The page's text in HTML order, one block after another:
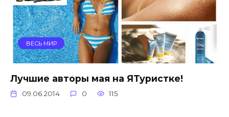
ВЕСЬ МИР
Лучшие авторы мая на ЯТуристке!
09.06.2014 0 115